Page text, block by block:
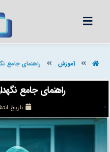
آموزش راهنمای جامع
راهنمای جامع
تاریخ